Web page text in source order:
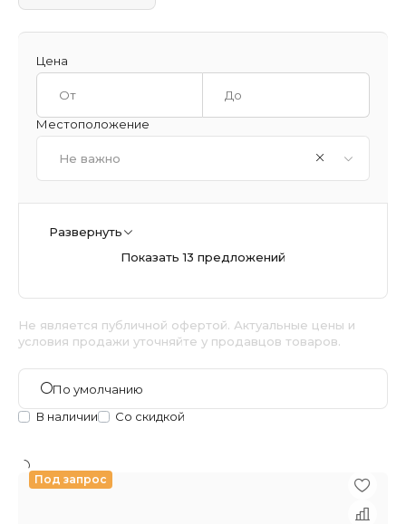
Цена
Местоположение
Не важно
Развернуть
Показать 13 предложений
Не является публичной офертой. Актуальные цены и
условия продажи уточняйте у продавцов товаров.
По умолчанию
В наличии
Со скидкой
Под запрос